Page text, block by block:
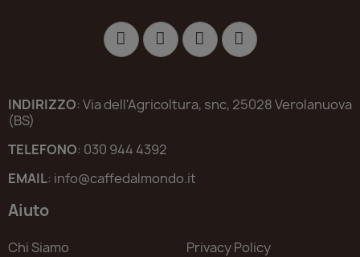
INDIRIZZO: Via dell'Agricoltura, snc, 25028 Verolanuova
(BS)
TELEFONO: 030 944 4392
EMAIL: info@caffedalmondo.it
Aiuto
Chi Siamo
Privacy Policy